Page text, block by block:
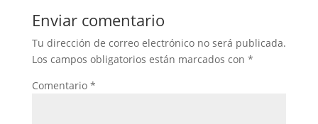
Enviar comentario
Tu dirección de correo electrónico no será publicada.
Los campos obligatorios están marcados con *
Comentario *